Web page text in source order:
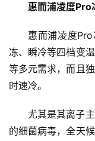
惠而浦凌度Pro
惠而浦凌度
冻、瞬冷等四档变
等多元需求，而且
时速冷。
尤其是其离子
的细菌病毒，全天